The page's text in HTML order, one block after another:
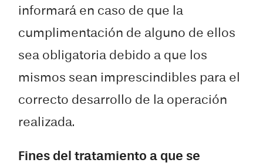
informará en caso de que la
cumplimentación de alguno de ellos
sea obligatoria debido a que los
mismos sean imprescindibles para el
correcto desarrollo de la operación
realizada.
Fines del tratamiento a que se